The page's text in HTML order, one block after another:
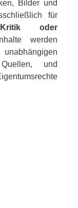
Bilder und
für
Kritik oder
werden
und